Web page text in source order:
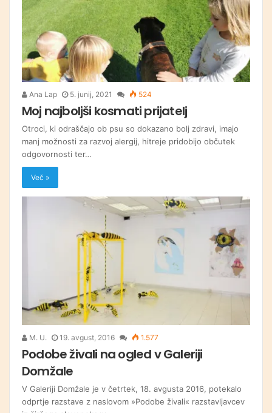
Ana Lap 5. junij, 2021 524
Moj najboljši kosmati prijatelj
Otroci, ki odraščajo ob psu so dokazano bolj zdravi, imajo
manj možnosti za razvoj alergij, hitreje pridobijo občutek
odgovornosti ter…
Več »
M. U. 19. avgust, 2016 1.577
Podobe živali na ogled v Galeriji
Domžale
V Galeriji Domžale je v četrtek, 18. avgusta 2016, potekalo
odprtje razstave z naslovom »Podobe živali« razstavljavcev